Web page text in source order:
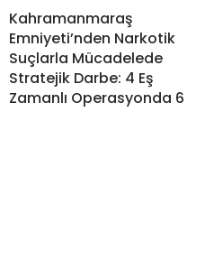
Kahramanmaraş
Emniyeti’nden Narkotik
Suçlarla Mücadelede
Stratejik Darbe: 4 Eş
Zamanlı Operasyonda 6